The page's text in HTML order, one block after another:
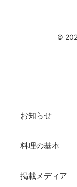
©
お知らせ
料理の基本
掲載メディア